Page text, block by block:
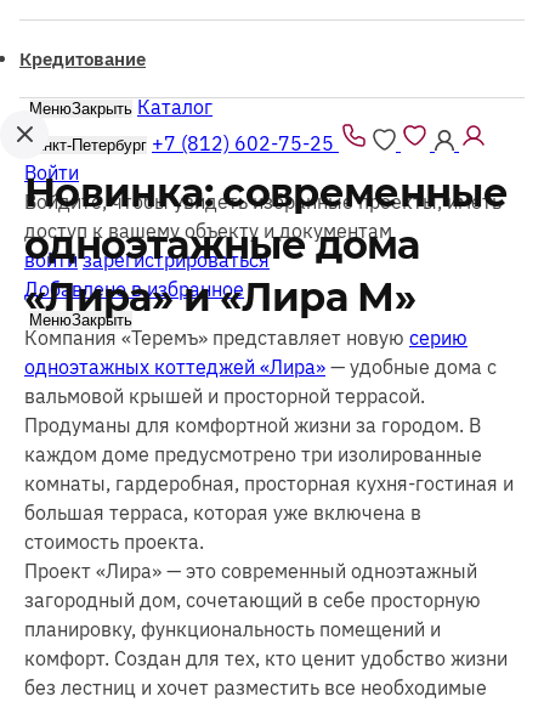
Кредитование
МенюЗакрыть Каталог
Санкт-Петербург +7 (812) 602-75-25
Войти
Войдите, чтобы увидеть избранные проекты, иметь
доступ к вашему объекту и документам
войти зарегистрироваться
Добавлено в избранное
МенюЗакрыть
Новинка: современные
одноэтажные дома
«Лира» и «Лира М»
Компания «Теремъ» представляет новую серию
одноэтажных коттеджей «Лира» — удобные дома с
вальмовой крышей и просторной террасой.
Продуманы для комфортной жизни за городом. В
каждом доме предусмотрено три изолированные
комнаты, гардеробная, просторная кухня-гостиная и
большая терраса, которая уже включена в
стоимость проекта.
Проект «Лира» — это современный одноэтажный
загородный дом, сочетающий в себе просторную
планировку, функциональность помещений и
комфорт. Создан для тех, кто ценит удобство жизни
без лестниц и хочет разместить все необходимые